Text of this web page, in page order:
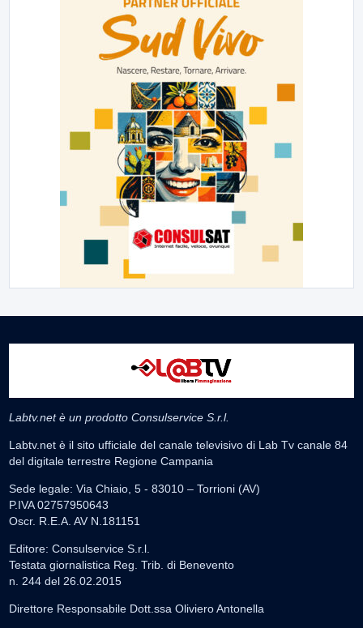
Labtv.net è un prodotto Consulservice S.r.l.
Labtv.net è il sito ufficiale del canale televisivo di Lab Tv canale 84
del digitale terrestre Regione Campania
Sede legale: Via Chiaio, 5 - 83010 – Torrioni (AV)
P.IVA 02757950643
Oscr. R.E.A. AV N.181151
Editore: Consulservice S.r.l.
Testata giornalistica Reg. Trib. di Benevento
n. 244 del 26.02.2015
Direttore Responsabile Dott.ssa Oliviero Antonella